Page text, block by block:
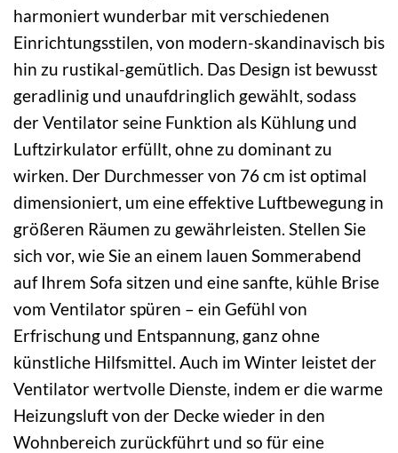
harmoniert wunderbar mit verschiedenen
Einrichtungsstilen, von modern-skandinavisch bis
hin zu rustikal-gemütlich. Das Design ist bewusst
geradlinig und unaufdringlich gewählt, sodass
der Ventilator seine Funktion als Kühlung und
Luftzirkulator erfüllt, ohne zu dominant zu
wirken. Der Durchmesser von 76 cm ist optimal
dimensioniert, um eine effektive Luftbewegung in
größeren Räumen zu gewährleisten. Stellen Sie
sich vor, wie Sie an einem lauen Sommerabend
auf Ihrem Sofa sitzen und eine sanfte, kühle Brise
vom Ventilator spüren – ein Gefühl von
Erfrischung und Entspannung, ganz ohne
künstliche Hilfsmittel. Auch im Winter leistet der
Ventilator wertvolle Dienste, indem er die warme
Heizungsluft von der Decke wieder in den
Wohnbereich zurückführt und so für eine